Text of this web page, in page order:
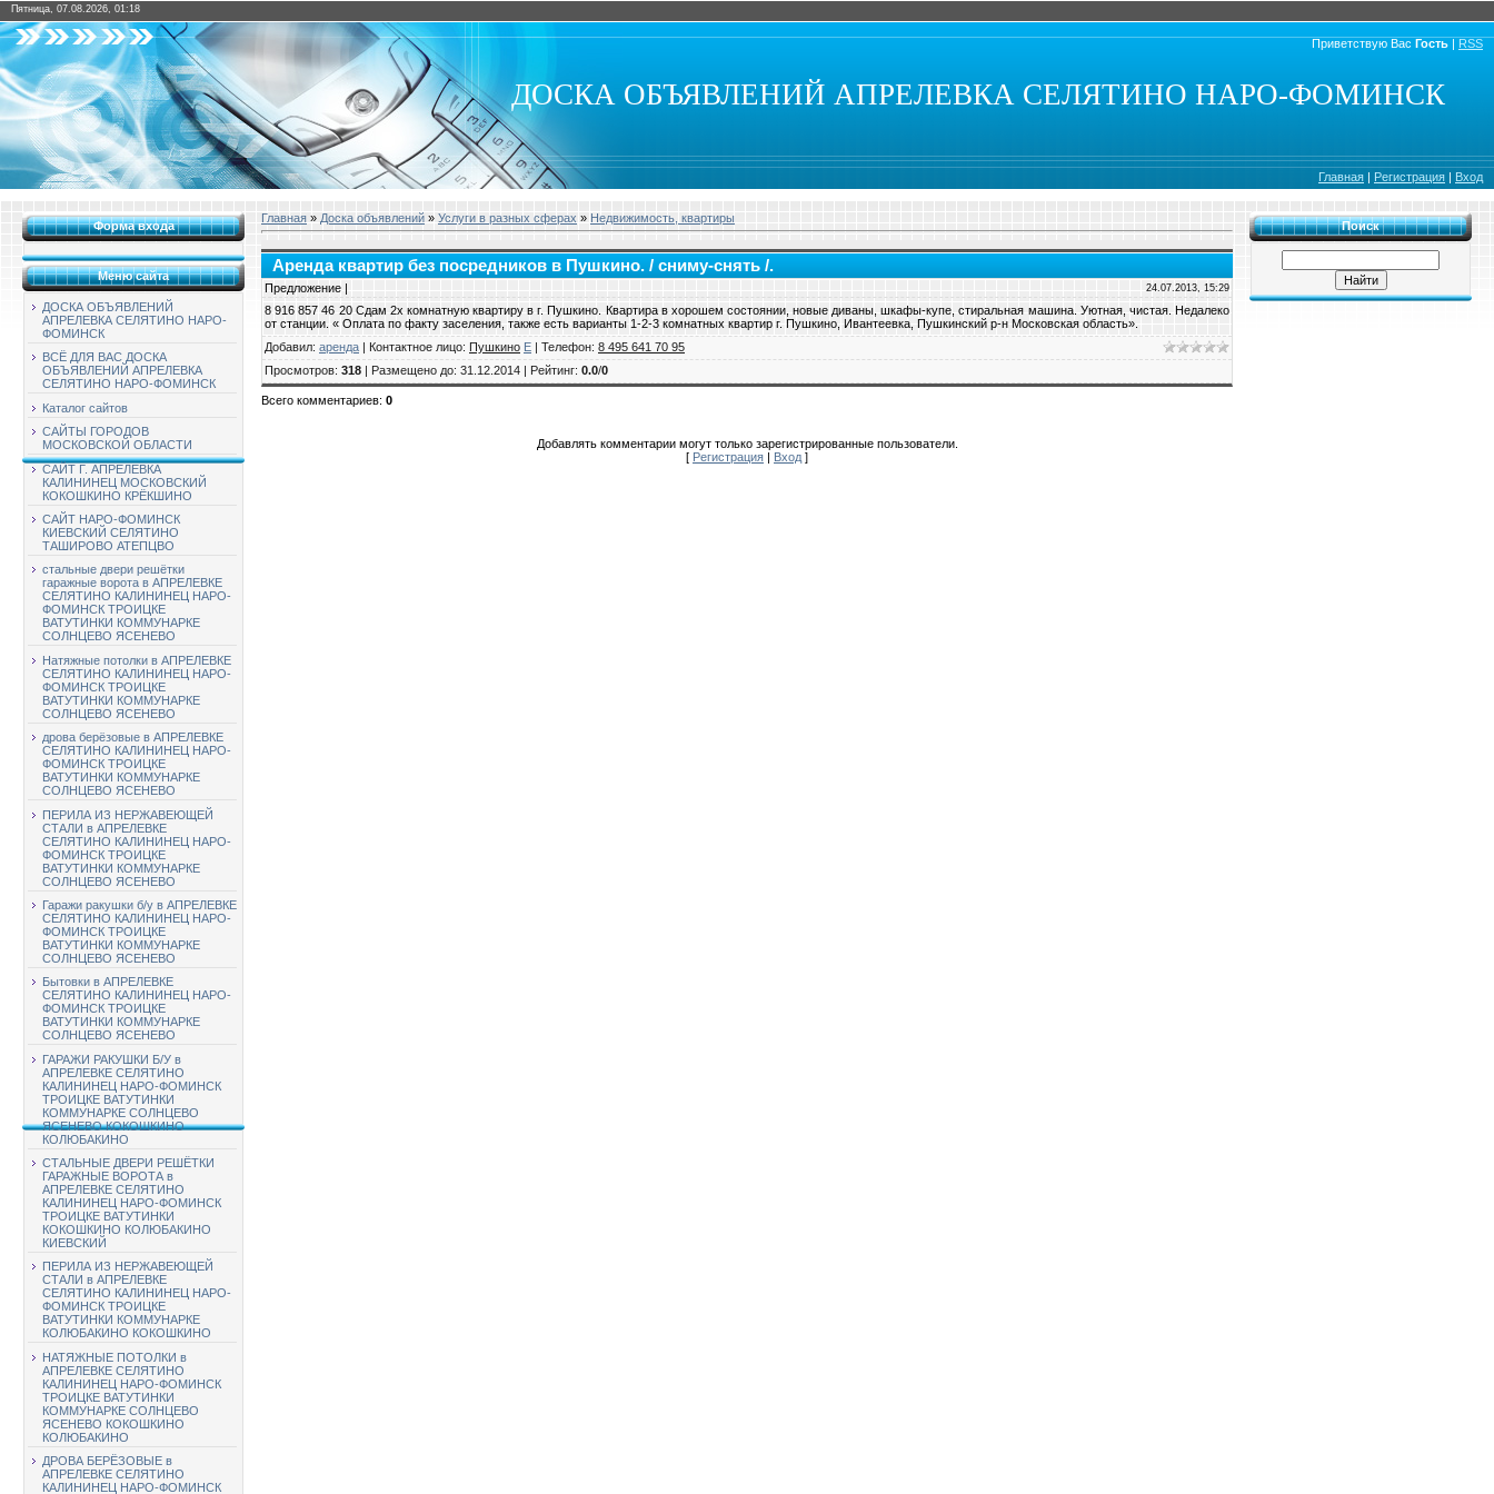
Пятница, 07.08.2026, 01:18
Приветствую Вас Гость | RSS
ДОСКА ОБЪЯВЛЕНИЙ АПРЕЛЕВКА СЕЛЯТИНО НАРО-ФОМИНСК
Главная | Регистрация | Вход
Форма входа
Меню сайта
ДОСКА ОБЪЯВЛЕНИЙ
АПРЕЛЕВКА СЕЛЯТИНО НАРО-
ФОМИНСК
ВСЁ ДЛЯ ВАС ДОСКА
ОБЪЯВЛЕНИЙ АПРЕЛЕВКА
СЕЛЯТИНО НАРО-ФОМИНСК
Каталог сайтов
САЙТЫ ГОРОДОВ
МОСКОВСКОЙ ОБЛАСТИ
САЙТ Г. АПРЕЛЕВКА
КАЛИНИНЕЦ МОСКОВСКИЙ
КОКОШКИНО КРЁКШИНО
САЙТ НАРО-ФОМИНСК
КИЕВСКИЙ СЕЛЯТИНО
ТАШИРОВО АТЕПЦВО
стальные двери решётки
гаражные ворота в АПРЕЛЕВКЕ
СЕЛЯТИНО КАЛИНИНЕЦ НАРО-
ФОМИНСК ТРОИЦКЕ
ВАТУТИНКИ КОММУНАРКЕ
СОЛНЦЕВО ЯСЕНЕВО
Натяжные потолки в АПРЕЛЕВКЕ
СЕЛЯТИНО КАЛИНИНЕЦ НАРО-
ФОМИНСК ТРОИЦКЕ
ВАТУТИНКИ КОММУНАРКЕ
СОЛНЦЕВО ЯСЕНЕВО
дрова берёзовые в АПРЕЛЕВКЕ
СЕЛЯТИНО КАЛИНИНЕЦ НАРО-
ФОМИНСК ТРОИЦКЕ
ВАТУТИНКИ КОММУНАРКЕ
СОЛНЦЕВО ЯСЕНЕВО
ПЕРИЛА ИЗ НЕРЖАВЕЮЩЕЙ
СТАЛИ в АПРЕЛЕВКЕ
СЕЛЯТИНО КАЛИНИНЕЦ НАРО-
ФОМИНСК ТРОИЦКЕ
ВАТУТИНКИ КОММУНАРКЕ
СОЛНЦЕВО ЯСЕНЕВО
Гаражи ракушки б/у в АПРЕЛЕВКЕ
СЕЛЯТИНО КАЛИНИНЕЦ НАРО-
ФОМИНСК ТРОИЦКЕ
ВАТУТИНКИ КОММУНАРКЕ
СОЛНЦЕВО ЯСЕНЕВО
Бытовки в АПРЕЛЕВКЕ
СЕЛЯТИНО КАЛИНИНЕЦ НАРО-
ФОМИНСК ТРОИЦКЕ
ВАТУТИНКИ КОММУНАРКЕ
СОЛНЦЕВО ЯСЕНЕВО
ГАРАЖИ РАКУШКИ Б/У в
АПРЕЛЕВКЕ СЕЛЯТИНО
КАЛИНИНЕЦ НАРО-ФОМИНСК
ТРОИЦКЕ ВАТУТИНКИ
КОММУНАРКЕ СОЛНЦЕВО
ЯСЕНЕВО КОКОШКИНО
КОЛЮБАКИНО
СТАЛЬНЫЕ ДВЕРИ РЕШЁТКИ
ГАРАЖНЫЕ ВОРОТА в
АПРЕЛЕВКЕ СЕЛЯТИНО
КАЛИНИНЕЦ НАРО-ФОМИНСК
ТРОИЦКЕ ВАТУТИНКИ
КОКОШКИНО КОЛЮБАКИНО
КИЕВСКИЙ
ПЕРИЛА ИЗ НЕРЖАВЕЮЩЕЙ
СТАЛИ в АПРЕЛЕВКЕ
СЕЛЯТИНО КАЛИНИНЕЦ НАРО-
ФОМИНСК ТРОИЦКЕ
ВАТУТИНКИ КОММУНАРКЕ
КОЛЮБАКИНО КОКОШКИНО
НАТЯЖНЫЕ ПОТОЛКИ в
АПРЕЛЕВКЕ СЕЛЯТИНО
КАЛИНИНЕЦ НАРО-ФОМИНСК
ТРОИЦКЕ ВАТУТИНКИ
КОММУНАРКЕ СОЛНЦЕВО
ЯСЕНЕВО КОКОШКИНО
КОЛЮБАКИНО
ДРОВА БЕРЁЗОВЫЕ в
АПРЕЛЕВКЕ СЕЛЯТИНО
КАЛИНИНЕЦ НАРО-ФОМИНСК
Главная » Доска объявлений » Услуги в разных сферах » Недвижимость, квартиры
Аренда квартир без посредников в Пушкино. / сниму-снять /.
Предложение | 24.07.2013, 15:29
8 916 857 46 20 Сдам 2х комнатную квартиру в г. Пушкино. Квартира в хорошем состоянии, новые диваны, шкафы-купе, стиральная машина. Уютная, чистая. Недалеко
от станции. « Оплата по факту заселения, также есть варианты 1-2-3 комнатных квартир г. Пушкино, Ивантеевка, Пушкинский р-н Московская область».
Добавил: аренда | Контактное лицо: Пушкино E | Телефон: 8 495 641 70 95
Просмотров: 318 | Размещено до: 31.12.2014 | Рейтинг: 0.0/0
Всего комментариев: 0
Добавлять комментарии могут только зарегистрированные пользователи.
[ Регистрация | Вход ]
Поиск